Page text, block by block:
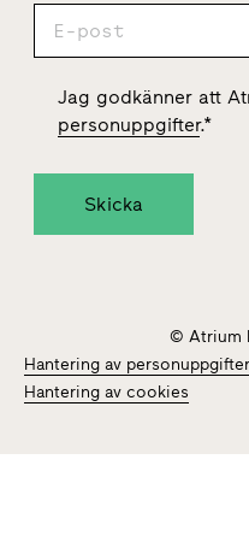
Jag godkänner att
personuppgifter.*
© Atrium
Hantering av personuppgifter
Hantering av cookies